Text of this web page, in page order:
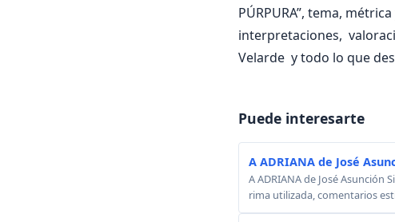
PÚRPURA”, tema,
interpretaciones,
Velarde y todo lo que
Puede interesarte
A ADRIANA de José
A ADRIANA de José
rima utilizada, comentarios